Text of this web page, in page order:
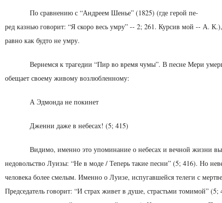
По сравнению с “Андреем Шенье” (1825) (где герой пе-
ред казнью говорит: “Я скоро весь умру” -- 2; 261. Курсив мой -- А.
равно как будто не умру.
Вернемся к трагедии “Пир во время чумы”. В песне Мери
обещает своему живому возлюбленному:
А Эдмонда не покинет
Дженни даже в небесах! (5; 415)
Видимо, именно это упоминание о небесах и вечной жизни
недовольство Луизы: “Не в моде / Теперь такие песни” (5; 416). Но
человека более сме­лым. Именно о Луизе, испугавшейся телеги с
Председатель говорит: “И страх живет в душе, страстьми томимой” (5;